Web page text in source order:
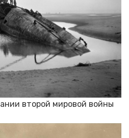
второй мировой войны